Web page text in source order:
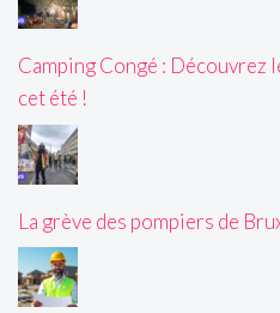
Camping Congé : Découvrez
cet été !
La grève des pompiers de